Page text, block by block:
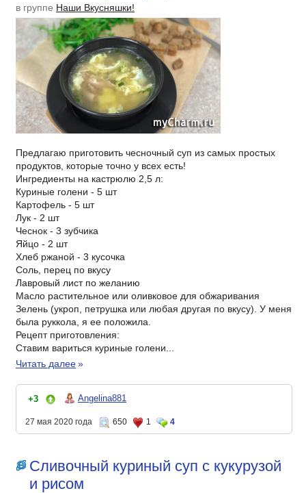
в группе Наши Вкусняшки!
Предлагаю приготовить чесночный суп из самых простых
продуктов, которые точно у всех есть!
Ингредиенты на кастрюлю 2,5 л:
Куриные голени - 5 шт
Картофель - 5 шт
Лук - 2 шт
Чеснок - 3 зубчика
Яйцо - 2 шт
Хлеб ржаной - 3 кусочка
Соль, перец по вкусу
Лавровый лист по желанию
Масло растительное или оливковое для обжаривания
Зелень (укроп, петрушка или любая другая по вкусу). У меня
была руккола, я ее положила.
Рецепт приготовления:
Ставим вариться куриные голени...
Читать далее»
+3 Angelina881
27 мая 2020 года 650 1 4
Сливочный куриный суп с кукурузой
и рисом